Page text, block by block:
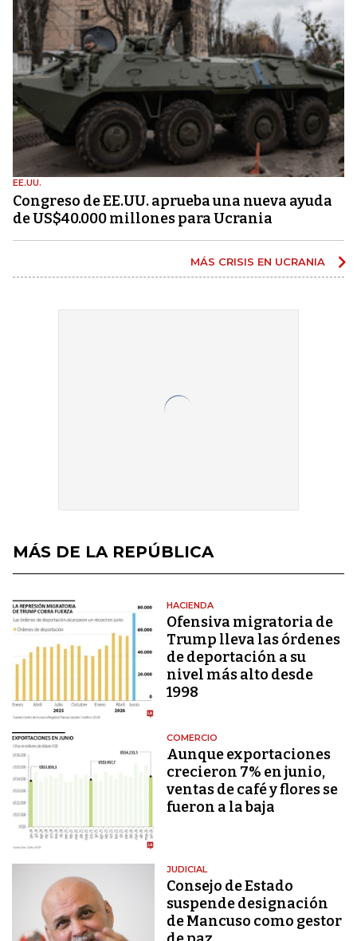
EE.UU.
Congreso de EE.UU. aprueba una nueva ayuda
de US$40.000 millones para Ucrania
MÁS CRISIS EN UCRANIA
MÁS DE LA REPÚBLICA
HACIENDA
Ofensiva migratoria de
Trump lleva las órdenes
de deportación a su
nivel más alto desde
1998
COMERCIO
Aunque exportaciones
crecieron 7% en junio,
ventas de café y flores se
fueron a la baja
JUDICIAL
Consejo de Estado
suspende designación
de Mancuso como gestor